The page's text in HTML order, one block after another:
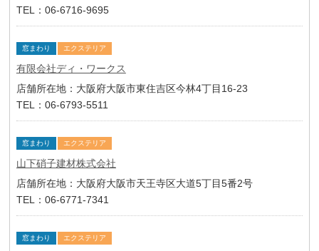
TEL：06-6716-9695
窓まわり エクステリア
有限会社ディ・ワークス
店舗所在地：大阪府大阪市東住吉区今林4丁目16-23
TEL：06-6793-5511
窓まわり エクステリア
山下硝子建材株式会社
店舗所在地：大阪府大阪市天王寺区大道5丁目5番2号
TEL：06-6771-7341
窓まわり エクステリア